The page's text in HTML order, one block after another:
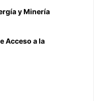
y Minería
Acceso a la